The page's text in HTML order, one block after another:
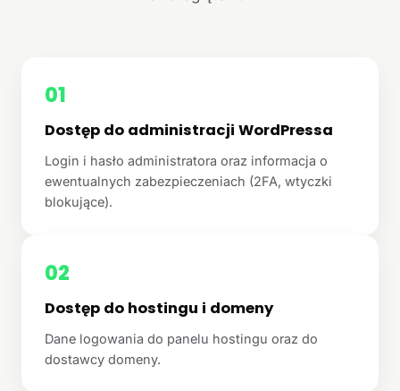
01
Dostęp do administracji WordPressa
Login i hasło administratora oraz informacja o
ewentualnych zabezpieczeniach (2FA, wtyczki
blokujące).
02
Dostęp do hostingu i domeny
Dane logowania do panelu hostingu oraz do
dostawcy domeny.